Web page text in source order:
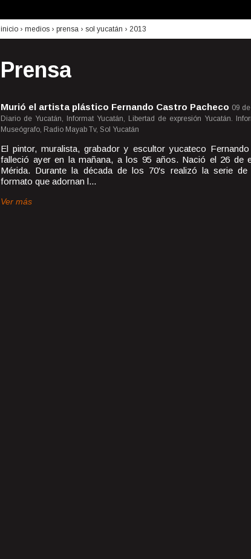
inicio › medios › prensa › sol yucatán › 2013
Prensa
Murió el artista plástico Fernando Castro Pacheco 09
Diario de Yucatán, Informat Yucatán, Libertad de expresión Yucatán.
Museógrafo, Radio Mayab Tv, Sol Yucatán
El pintor, muralista, grabador y escultor yucateco
falleció ayer en la mañana, a los 95 años. Nació el 26 de
Mérida. Durante la década de los 70′s realizó la serie de
formato que adornan l...
Ver más